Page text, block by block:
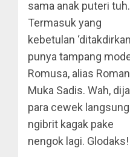
sama anak puteri tuh.
Termasuk yang
kebetulan
punya tampang
Romusa, alias Roman
Muka Sadis. Wah,
para cewek langsung
ngibrit kagak pake
nengok lagi. Glodaks!